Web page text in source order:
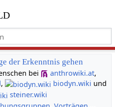
der Erkenntnis gehen
bei
anthrowiki.at,
, biodyn.wiki und
steiner.wiki